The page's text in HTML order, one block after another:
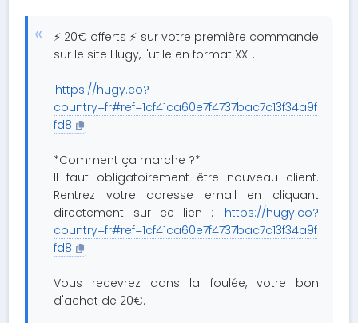
⚡ 20€ offerts ⚡ sur votre première commande
sur le site Hugy, l'utile en format XXL.
https://hugy.co?
country=fr#ref=1cf41ca60e7f4737bac7c13f34a9f
fd8
*Comment ça marche ?*
Il faut obligatoirement être nouveau client.
Rentrez votre adresse email en cliquant
directement sur ce lien :
https://hugy.co?
country=fr#ref=1cf41ca60e7f4737bac7c13f34a9f
fd8
Vous recevrez dans la foulée, votre bon
d'achat de 20€.